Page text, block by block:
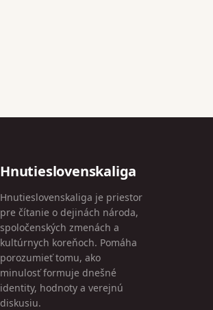
Hnutieslovenskaliga
Hnutieslovenskaliga je priestor
pre čítanie o dejinách národa,
spoločenských zmenách a
kultúrnych koreňoch. Pomáha
porozumieť tomu, ako
minulosť formuje dnešné
identity, hodnoty a verejnú
diskusiu.